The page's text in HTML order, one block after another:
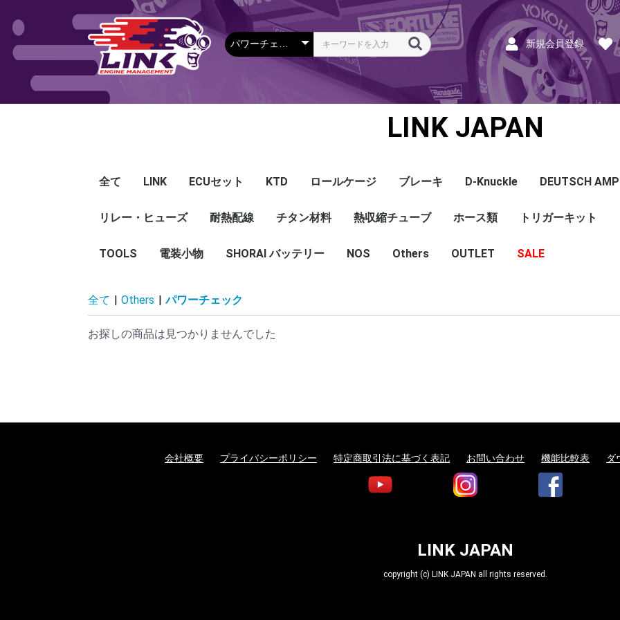
新規会員登録
LINK JAPAN
全て LINK
Plug-in ECU Honda
Mazda
Mitsubishi
Nissan
Subaru
Toyota
その他
Wire-in ECU G5
G4X
G4＋
PDM
ECUアクセサリー Looms and Cables Terminals and Plugs
G1 - G4
CAN and Tuning
G4X - G4+
Mapセンサー
温度センサー
その他センサー
Exhaust O2センサー
CAN EGT modules
DI Driver
Ignition
Injection
Peripherals
Tuning Tools
E-Throttle
Driver Display
CAN Keypad
Apparel Hat
T-shirts
Foodies
ECUセット KTD
Looms
CAN＆Tuning ケーブ
コネクタ＆Pin
Wire-in ハーネス
拡張ハーネス G4+Kurofune
MAZDA
MITSUBISHI
HONDA
TOYOTA
NISSAN
センサー クランクセンサー
温度センサー
MAPセンサー
圧力センサー
ノックセンサー
CAN ラムダ 空燃比
ブーストコントロール
Injector
ISC
その他
Ignition Coil
クラセン
サージタンク
EXマニ
燃料
電スロ
シリコンホース
エンジンハーネス
ハーネスラベル
エアクリーナー
スイッチ
アダプタ類
その他
ロールケージ ブレーキ D-Knuckle DEUTSCH AMP
AMP SSC
DTM
DT
DTP
その他
リレー・ヒューズ
リレー
リレーBOX
ヒューズケース
ブレーカー式ブレード
ブレーカー
耐熱配線
ETFE 配線
シールド線
モールド線
FEP 配線
シールド線
モールド線
チタン材料 熱収縮チューブ
ハンダ付 収縮チュー
耐熱収縮メッシュチュ
切れ込み付 メッシュ
DR
DW
DW クリア
その他
ホース類
シリコンホース
耐熱スリーブ
バキュームホース
燃料ホース
トリガーキット
TOOLS 電装小物 SHORAI バッテリー NOS Others OUTLET SALE
全て Others パワーチェック
お探しの商品は見つかりませんでした
会社概要 プライバシーポリシー 特定商取引法に基づく表記 お問い合わせ 機能比較表 ダ
LINK JAPAN
copyright (c) LINK JAPAN all rights reserved.